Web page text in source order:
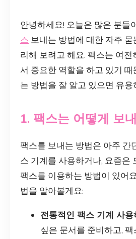
안녕하세요! 오늘은 많은 분들
스 보내는 방법에 대한 자주 묻
리해 보려고 해요. 팩스는 여
서 중요한 역할을 하고 있기 때
는 방법을 잘 알고 있으면 유용
1. 팩스는 어떻게 보
팩스를 보내는 방법은 아주 간
스 기계를 사용하거나, 요즘은
팩스를 이용하는 방법이 있어
법을 알아볼게요:
전통적인 팩스 기계 사용
싶은 문서를 준비하고,